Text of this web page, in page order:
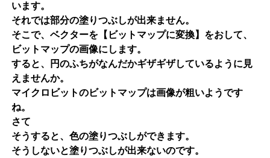
います。
それでは部分の塗りつぶしが出来ません。
そこで、ベクターを【ビットマップに変換】をおして、
ビットマップの画像にします。
すると、円のふちがなんだかギザギザしているように見
えませんか。
マイクロビットのビットマップは画像が粗いようです
ね。
さて
そうすると、色の塗りつぶしができます。
そうしないと塗りつぶしが出来ないのです。